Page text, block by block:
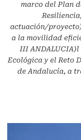
marco del Plan
actuación/
a la movilidad
III
Ecológica y el Reto
de Andalucía, a